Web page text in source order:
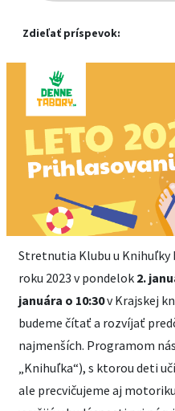
Zdieľať príspevok:
Stretnutia Klubu u Knihuľky
roku 2023 v pondelok 2.
januára o 10:30v Krajskej
budeme čítať a rozvíjať
najmenších. Programom
„Knihuľka“), s ktorou deti
ale precvičujeme aj